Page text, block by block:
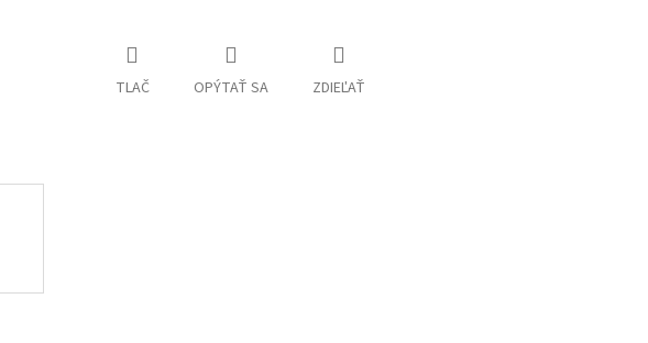
TLAČ OPÝTAŤ SA ZDIEĽAŤ